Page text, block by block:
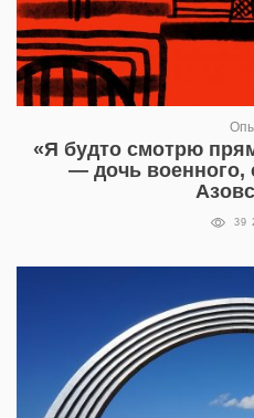
«Я будто смотрю
— дочь военного,
39